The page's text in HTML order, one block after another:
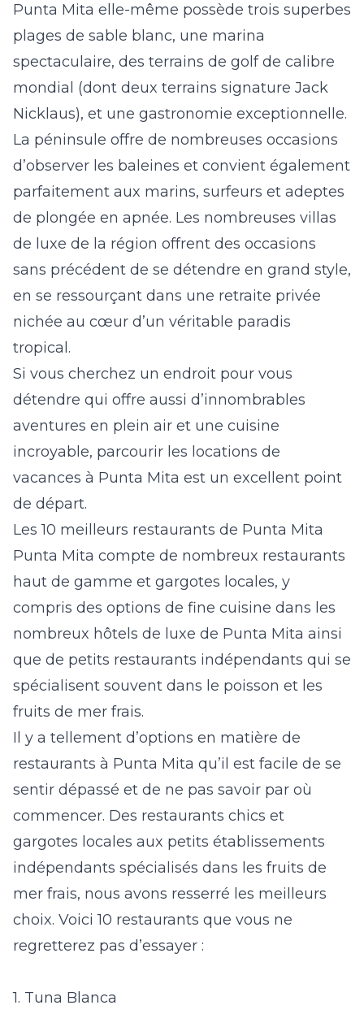
Punta Mita elle-même possède trois superbes
plages de sable blanc, une marina
spectaculaire, des terrains de golf de calibre
mondial (dont deux terrains signature Jack
Nicklaus), et une gastronomie exceptionnelle.
La péninsule offre de nombreuses occasions
d’observer les baleines et convient également
parfaitement aux marins, surfeurs et adeptes
de plongée en apnée. Les nombreuses villas
de luxe de la région offrent des occasions
sans précédent de se détendre en grand style,
en se ressourçant dans une retraite privée
nichée au cœur d’un véritable paradis
tropical.
Si vous cherchez un endroit pour vous
détendre qui offre aussi d’innombrables
aventures en plein air et une cuisine
incroyable, parcourir les locations de
vacances à Punta Mita est un excellent point
de départ.
Les 10 meilleurs restaurants de Punta Mita
Punta Mita compte de nombreux restaurants
haut de gamme et gargotes locales, y
compris des options de fine cuisine dans les
nombreux hôtels de luxe de Punta Mita ainsi
que de petits restaurants indépendants qui se
spécialisent souvent dans le poisson et les
fruits de mer frais.
Il y a tellement d’options en matière de
restaurants à Punta Mita qu’il est facile de se
sentir dépassé et de ne pas savoir par où
commencer. Des restaurants chics et
gargotes locales aux petits établissements
indépendants spécialisés dans les fruits de
mer frais, nous avons resserré les meilleurs
choix. Voici 10 restaurants que vous ne
regretterez pas d’essayer :
1. Tuna Blanca